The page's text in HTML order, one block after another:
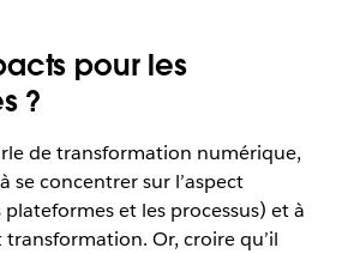
pour les
?
de transformation numérique,
se concentrer sur l’aspect
et les processus) et à
transformation. Or, croire qu’il